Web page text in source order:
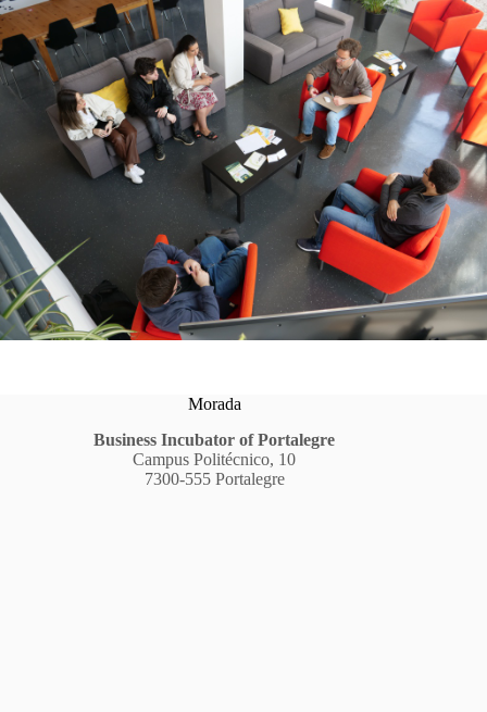
Morada
Business Incubator of Portalegre
Campus Politécnico, 10
7300-555 Portalegre